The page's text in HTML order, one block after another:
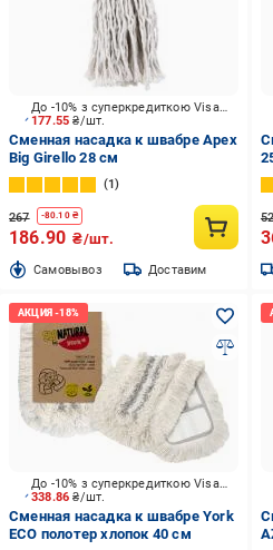
177.55₴/шт.
До -10% з суперкредиткою Visa Вигода
Сменная насадка к швабре Apex
Big Girello 28 см
1
267 -80.10₴
186.90 ₴/шт.
Cамовывоз Доставим
338.86₴/шт.
До -10% з суперкредиткою Visa Вигода
Сменная насадка к швабре York
ECO полотер хлопок 40 см